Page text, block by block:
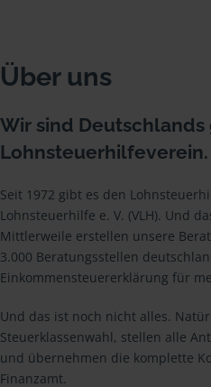
Über uns
Wir sind Deutschlands
Lohnsteuerhilfeverein.
Seit 1972 gibt es den
Lohnsteuerhilfe e. V. (VLH). Und
Mittlerweile erstellen unsere
3.000 Beratungsstellen
Einkommensteuererklärung für
Und das ist noch nicht alles.
Steuerklassenwahl, stellen alle
und übernehmen die komplette
Finanzamt.